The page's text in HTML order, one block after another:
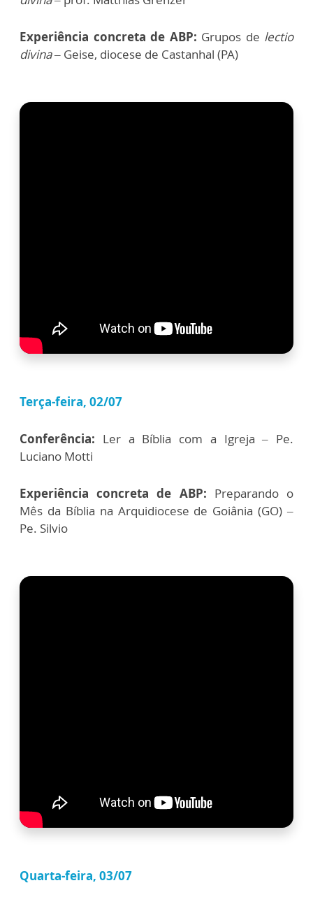
Experiência concreta de ABP: Grupos de lectio
divina– Geise, diocese de Castanhal (PA)
Terça-feira, 02/07
Conferência: Ler a Bíblia com a Igreja – Pe.
Luciano Motti
Experiência concreta de ABP: Preparando o
Mês da Bíblia na Arquidiocese de Goiânia (GO) –
Pe. Silvio
Quarta-feira, 03/07